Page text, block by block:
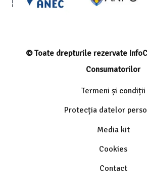
© Toate drepturile rezervate
Consumatorilor
Termeni și condiții
Protecția datelor
Media kit
Cookies
Contact